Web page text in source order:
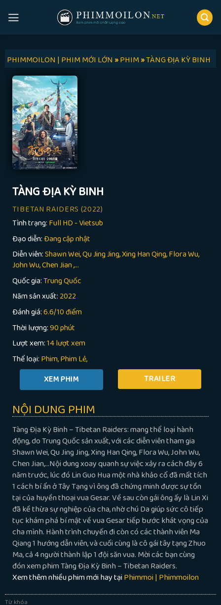
PHIMMOILON | PHIM MỚI LỚN»PHIM»TÀNG ĐỊA KỲ BINH
TÀNG ĐỊA KỲ BINH
TIBETAN RAIDERS (2022)
Tình trạng: Full HD - Vietsub
Đạo diễn:Đang cập nhật
Diễn viên:Shawn Wei, Qu Jing Jing, Xing Han Qing, Flora Wu,
John Wu, Chen Jian ,...
Quốc gia:Trung Quốc
Năm sản xuất: 2022
Đánh giá:6.6/10 điểm
Thời lượng:90 phút
Lượt xem:14 lượt xem
Thể loại: Phim Phim Lẻ
TRAILER
NỘI DUNG PHIM
Tàng Địa Kỳ Binh – Tibetan Raiders: mang thể loại hành
động, do Trung Quốc sản xuất, với các diễn viên tham gia
Shawn Wei, Qu Jing Jing, Xing Han Qing, Flora Wu, John Wu,
Chen Jian,…Nội dung xoay quanh sự việc xảy ra cách đây 6
năm trước, lúc đó Lin Guo Hua một nhà khảo cổ đã mất tích
1 cách bí ẩn ở Tây Tạng vì ông đã chứng minh được sự tồn
tại của huyền thoại vua Gesar. Về sau còn gái ông ấy là Lin Xi
đã kề thừa sự nghiệp của cha, nhờ chú Da giúp sức cô tiếp
tục khám phá bí mật về vua Gesar tiếp bước khát vọng của
cha mình. Hành trình chuyến đi còn có các thành viên Ma
Qiang 1 hướng dẫn viên, và cuối cùng là cô gái tây tạng Zhuo
Ma, cả 4 người thành lập 1 đội săn vua. Mời các bạn cùng
đón xem phim Tàng Địa Kỳ Binh – Tibetan Raiders.
Xem thêm nhiều phim mới hay tạiPhimmoi | Phimmoilon
Từ khóa